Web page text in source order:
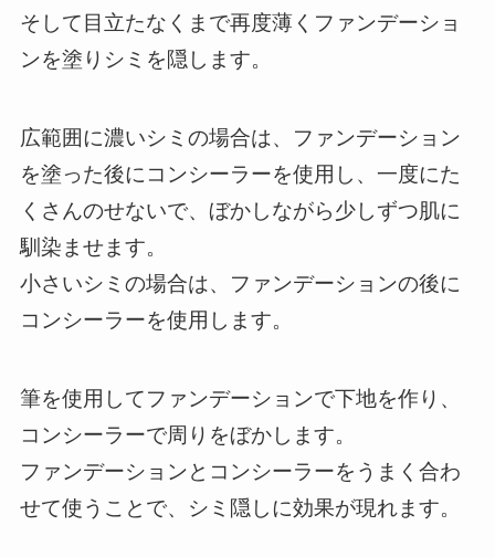
そして目立たなくまで再度薄くファンデーショ
ンを塗りシミを隠します。
広範囲に濃いシミの場合は、ファンデーション
を塗った後にコンシーラーを使用し、一度にた
くさんのせないで、ぼかしながら少しずつ肌に
馴染ませます。
小さいシミの場合は、ファンデーションの後に
コンシーラーを使用します。
筆を使用してファンデーションで下地を作り、
コンシーラーで周りをぼかします。
ファンデーションとコンシーラーをうまく合わ
せて使うことで、シミ隠しに効果が現れます。